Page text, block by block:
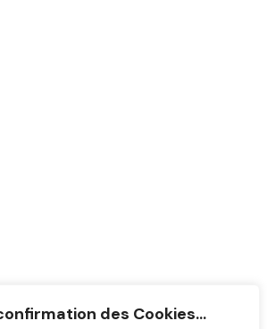
des Cookies...